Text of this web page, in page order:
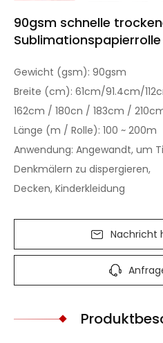
90gsm schnelle
Gewicht (gsm): 90gsm
Breite (cm): 61cm/91.4cm/
162cm / 180cn / 183cm /
Länge (m / Rolle): 100 ~ 200m
Anwendung: Angewandt, um
Denkmälern zu dispergieren,
Decken, Kinderkleidung
Nachricht